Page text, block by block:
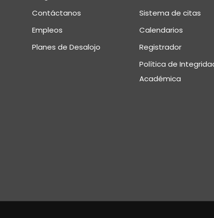
Contáctanos
Empleos
Planes de Desalojo
Sistema de citas
Calendarios
Registrador
Política de
Académica